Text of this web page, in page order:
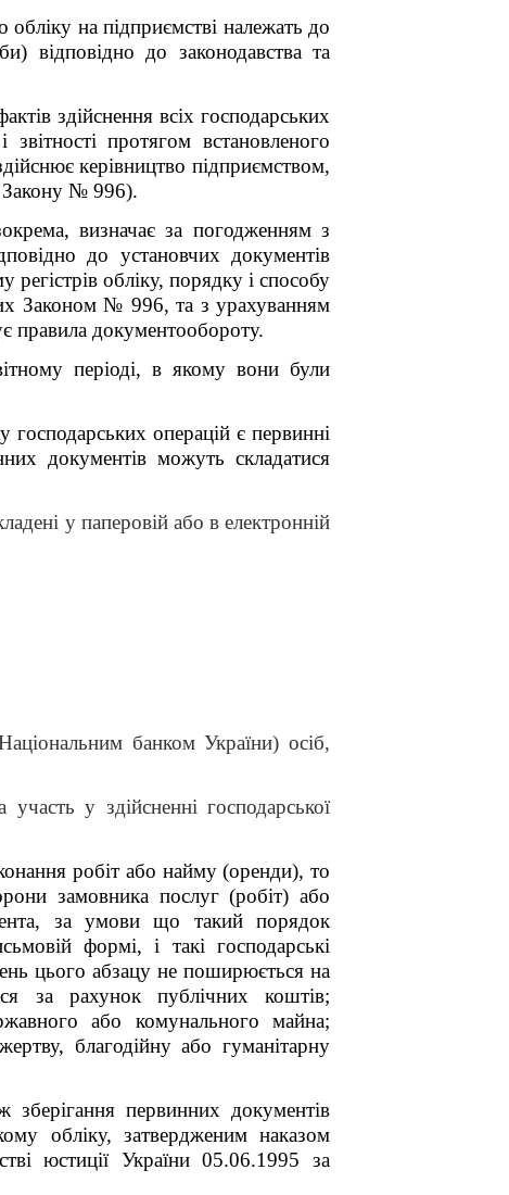
на підприємстві належать до
відповідно до законодавства та
здійснення всіх господарських
протягом встановленого
керівництво підприємством,
Закону № 996).
визначає за погодженням з
до установчих документів
обліку, порядку і способу
Законом № 996, та з урахуванням
правила документообороту.
періоді, в якому вони були
операцій є первинні
документів можуть складатися
у паперовій або в електронній
банком України) осіб,
у здійсненні господарської
робіт або найму (оренди), то
замовника послуг (робіт) або
за умови що такий порядок
формі, і такі господарські
цього абзацу не поширюється на
за рахунок публічних коштів;
або комунального майна;
благодійну або гуманітарну
первинних документів
обліку, затвердженим наказом
юстиції України 05.06.1995 за